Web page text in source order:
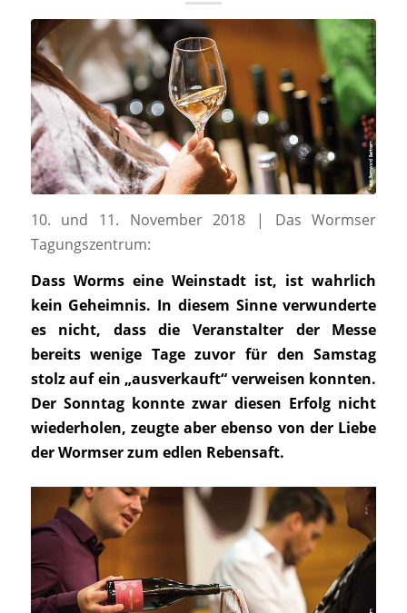
10. und 11. November 2018 | Das Wormser
Tagungszentrum:
Dass Worms eine Weinstadt ist, ist wahrlich
kein Geheimnis. In diesem Sinne verwunderte
es nicht, dass die Veranstalter der Messe
bereits wenige Tage zuvor für den Samstag
stolz auf ein „ausverkauft“ verweisen konnten.
Der Sonntag konnte zwar diesen Erfolg nicht
wiederholen, zeugte aber ebenso von der Liebe
der Wormser zum edlen Rebensaft.